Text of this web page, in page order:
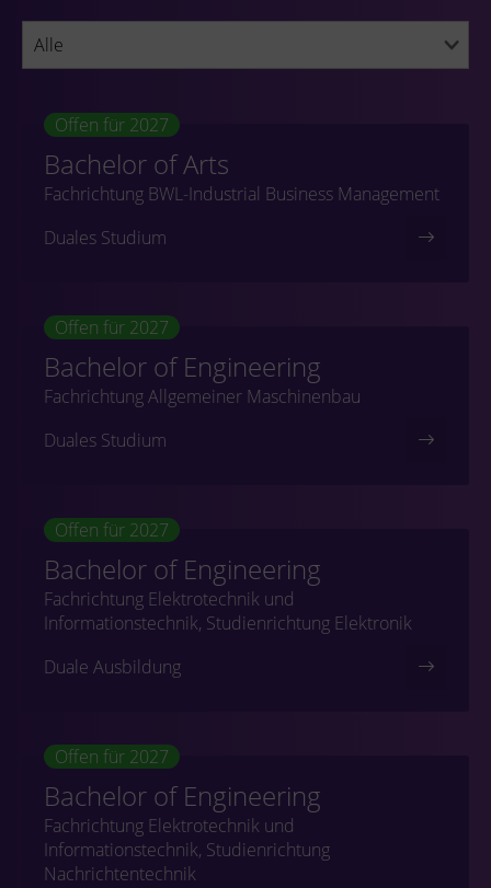
Offen für 2027
Bachelor of Arts
Fachrichtung BWL-Industrial Business Management
Duales Studium
Offen für 2027
Bachelor of Engineering
Fachrichtung Allgemeiner Maschinenbau
Duales Studium
Offen für 2027
Bachelor of Engineering
Fachrichtung Elektrotechnik und
Informationstechnik, Studienrichtung Elektronik
Duale Ausbildung
Offen für 2027
Bachelor of Engineering
Fachrichtung Elektrotechnik und
Informationstechnik, Studienrichtung
Nachrichtentechnik